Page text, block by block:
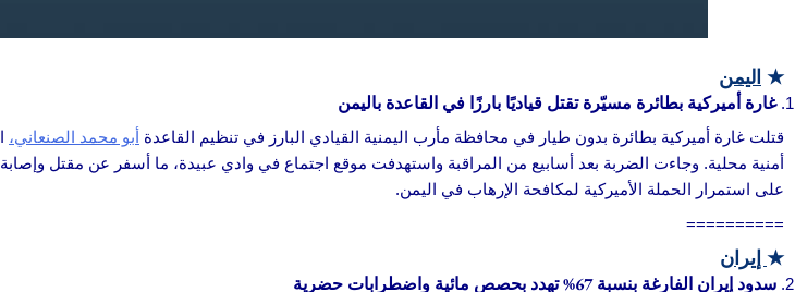
★ اليمن
غارة أميركية بطائرة مسيّرة تقتل قياديًا بارزًا في القاعدة باليمن
قتلت غارة أميركية بطائرة بدون طيار في محافظة مأرب اليمنية القيادي البارز في تنظيم القاعدة أبو محمد الصنعاني،
أمنية محلية. وجاءت الضربة بعد أسابيع من المراقبة واستهدفت موقع اجتماع في وادي عبيدة، ما أسفر عن مقتل
على استمرار الحملة الأميركية لمكافحة الإرهاب في اليمن.
==========
★ إيران
سدود إيران الفارغة بنسبة 67% تهدد بحصص مائية واضطرابات حضرية